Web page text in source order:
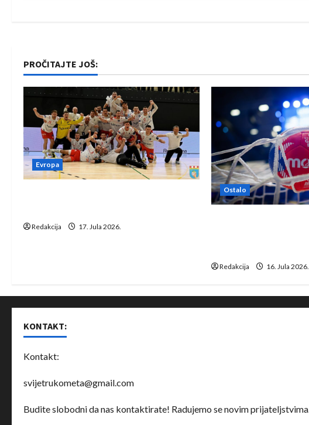
v
i
g
a
t
o
PROČITAJTE JOŠ:
Evropa
Redakcija 17. Jula 2026.
Ostalo
Redakcija 16. Jula 2026.
KONTAKT:
Kontakt:
svijetrukometa@gmail.com
Budite slobodni da nas kontaktirate! Radujemo se novim prijateljstvima.